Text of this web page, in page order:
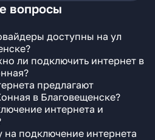
вопросы
доступны на ул
ли подключить интернет в
предлагают
в Благовещенске?
интернета и
на подключение интернета